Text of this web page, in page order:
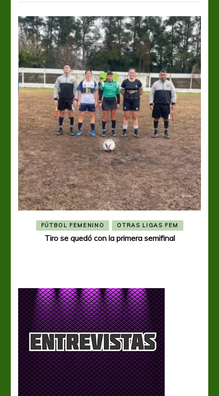
FÚTBOL FEMENINO OTRAS LIGAS FEM
Tiro se quedó con la primera semifinal